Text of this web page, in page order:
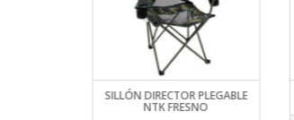
SILLÓN DIRECTOR PLEGABLE
NTK FRESNO